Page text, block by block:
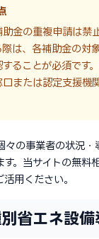
金の重複申請は禁
は、各補助金の対
ることが必須です
または認定支援機
々の事業者の状況・
す。当サイトの無料
用ください。
省エネ設備